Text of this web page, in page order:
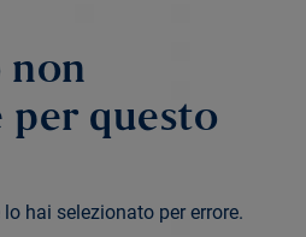
non
per questo
hai selezionato per errore.